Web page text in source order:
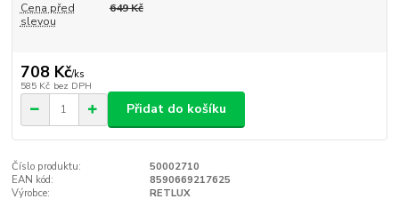
Cena před
slevou
649 Kč
708 Kč/ks
585 Kč bez DPH
Přidat do košíku
Číslo produktu:
50002710
EAN kód:
8590669217625
Výrobce:
RETLUX